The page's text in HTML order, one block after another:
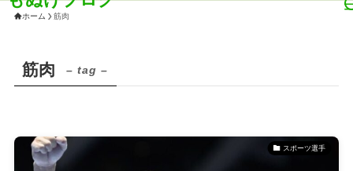
ホーム 筋肉
筋肉 – tag –
スポーツ選手